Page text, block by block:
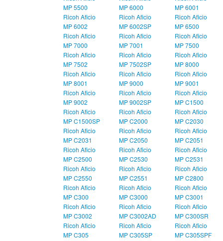
MP 5500
MP 6000
MP 6001
Ricoh Aficio
MP 6002
Ricoh Aficio
MP 6002SP
Ricoh Aficio
MP 6500
Ricoh Aficio
MP 7000
Ricoh Aficio
MP 7001
Ricoh Aficio
MP 7500
Ricoh Aficio
MP 7502
Ricoh Aficio
MP 7502SP
Ricoh Aficio
MP 8000
Ricoh Aficio
MP 8001
Ricoh Aficio
MP 9000
Ricoh Aficio
MP 9001
Ricoh Aficio
MP 9002
Ricoh Aficio
MP 9002SP
Ricoh Aficio
MP C1500
Ricoh Aficio
MP C1500SP
Ricoh Aficio
MP C2000
Ricoh Aficio
MP C2030
Ricoh Aficio
MP C2031
Ricoh Aficio
MP C2050
Ricoh Aficio
MP C2051
Ricoh Aficio
MP C2500
Ricoh Aficio
MP C2530
Ricoh Aficio
MP C2531
Ricoh Aficio
MP C2550
Ricoh Aficio
MP C2551
Ricoh Aficio
MP C2800
Ricoh Aficio
MP C300
Ricoh Aficio
MP C3000
Ricoh Aficio
MP C3001
Ricoh Aficio
MP C3002
Ricoh Aficio
MP C3002AD
Ricoh Aficio
MP C300SR
Ricoh Aficio
MP C305
Ricoh Aficio
MP C305SP
Ricoh Aficio
MP C305SPF